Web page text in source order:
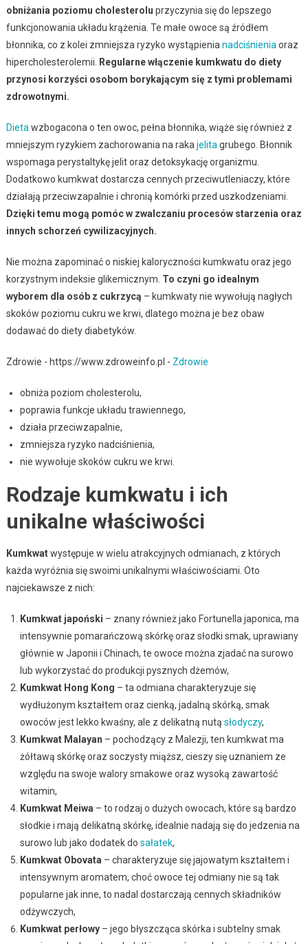
obniżania poziomu cholesterolu przyczynia się do lepszego
funkcjonowania układu krążenia. Te małe owoce są źródłem
błonnika, co z kolei zmniejsza ryzyko wystąpienia nadciśnienia oraz
hipercholesterolemii.
Regularne włączenie kumkwatu do diety
przynosi korzyści osobom borykającym się z tymi problemami
zdrowotnymi.
Dieta wzbogacona o ten owoc, pełna błonnika, wiąże się również z
mniejszym ryzykiem zachorowania na raka jelita grubego. Błonnik
wspomaga perystaltykę jelit oraz detoksykację organizmu.
Dodatkowo kumkwat dostarcza cennych przeciwutleniaczy, które
działają przeciwzapalnie i chronią komórki przed uszkodzeniami.
Dzięki temu mogą pomóc w zwalczaniu procesów starzenia oraz
innych schorzeń cywilizacyjnych.
Nie można zapominać o niskiej kaloryczności kumkwatu oraz jego
korzystnym indeksie glikemicznym. To czyni go idealnym
wyborem dla osób z cukrzycą – kumkwaty nie wywołują nagłych
skoków poziomu cukru we krwi, dlatego można je bez obaw
dodawać do diety diabetyków.
Zdrowie - https://www.zdroweinfo.pl - Zdrowie
obniża poziom cholesterolu,
poprawia funkcje układu trawiennego,
działa przeciwzapalnie,
zmniejsza ryzyko nadciśnienia,
nie wywołuje skoków cukru we krwi.
Rodzaje kumkwatu i ich
unikalne właściwości
Kumkwatwystępuje w wielu atrakcyjnych odmianach, z których
każda wyróżnia się swoimi unikalnymi właściwościami. Oto
najciekawsze z nich:
Kumkwat japoński – znany również jako Fortunella japonica, ma
intensywnie pomarańczową skórkę oraz słodki smak, uprawiany
głównie w Japonii i Chinach, te owoce można zjadać na surowo
lub wykorzystać do produkcji pysznych dżemów,
Kumkwat Hong Kong – ta odmiana charakteryzuje się
wydłużonym kształtem oraz cienką, jadalną skórką, smak
owoców jest lekko kwaśny, ale z delikatną nutą słodyczy,
Kumkwat Malayan – pochodzący z Malezji, ten kumkwat ma
żółtawą skórkę oraz soczysty miąższ, cieszy się uznaniem ze
względu na swoje walory smakowe oraz wysoką zawartość
witamin,
Kumkwat Meiwa – to rodzaj o dużych owocach, które są bardzo
słodkie i mają delikatną skórkę, idealnie nadają się do jedzenia na
surowo lub jako dodatek do sałatek,
Kumkwat Obovata – charakteryzuje się jajowatym kształtem i
intensywnym aromatem, choć owoce tej odmiany nie są tak
popularne jak inne, to nadal dostarczają cennych składników
odżywczych,
Kumkwat perłowy– jego błyszcząca skórka i subtelny smak